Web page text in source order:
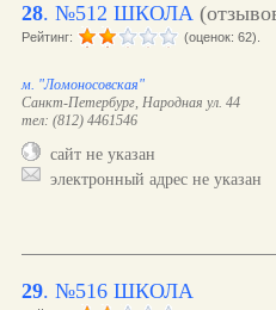
28. №512 ШКОЛА
Рейтинг: (оценок: 62).
м. "Ломоносовская"
Санкт-Петербург, Народная ул. 44
тел: (812) 4461546
сайт не указан
электронный адрес не указан
29. №516 ШКОЛА